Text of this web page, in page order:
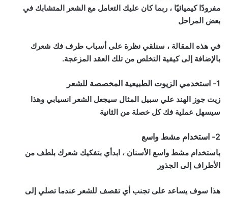
مفرودًا كيميائيًا ، ربما كان عليك التعامل مع الشعر المتشابك في
بعض المراحل
في هذه المقالة ، سنلقي نظرة على أسباب طرف فك شعرك
بالإضافة إلى كيفية التخلص من تلك العقد المزعجة.
1- استخدمي الزيوت الطبيعية المخصصة للشعر
زيت جوز الهند علي سبيل المثال سيجعل الشعر انسيابي وهذا
سيسهل عملية فك كل خصلة من الثانية
2- استخدام مشط واسع
باستخدام مشط واسع الأسنان ، ابدأي بتفكيك شعرك بلطف من
الأطراف إلى الجذور
هذا سوف يساعد على تجنب أي تقصف للشعر عندما تصلي إلى